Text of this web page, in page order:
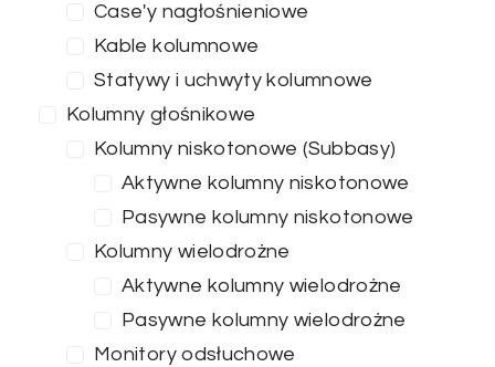
Case'y nagłośnieniowe
Kable kolumnowe
Statywy i uchwyty kolumnowe
Kolumny głośnikowe
Kolumny niskotonowe (Subbasy)
Aktywne kolumny niskotonowe
Pasywne kolumny niskotonowe
Kolumny wielodrożne
Aktywne kolumny wielodrożne
Pasywne kolumny wielodrożne
Monitory odsłuchowe